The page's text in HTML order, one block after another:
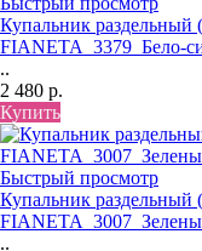
Купальник раздельный
FIANETA_3379_Бело-
..
2 480 р.
Купить
Быстрый просмотр
Купальник раздельный
..